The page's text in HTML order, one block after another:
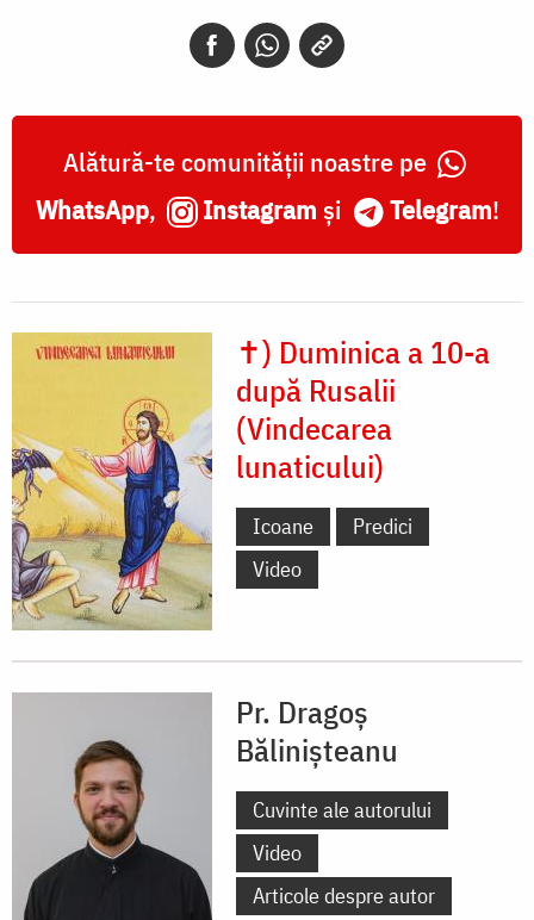
Alătură-te comunității noastre pe
WhatsApp, Instagram și Telegram!
✝) Duminica a 10-a
după Rusalii
(Vindecarea
lunaticului)
Icoane
Predici
Video
Pr. Dragoș
Bălinișteanu
Cuvinte ale autorului
Video
Articole despre autor